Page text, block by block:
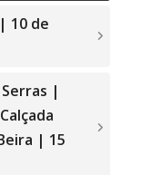
10 de
|
| 15